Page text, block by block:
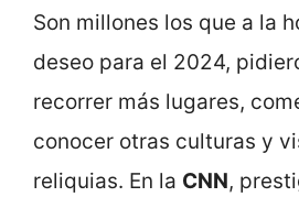
Son millones los que a la
deseo para el 2024,
recorrer más lugares,
conocer otras culturas y
reliquias. En la CNN,